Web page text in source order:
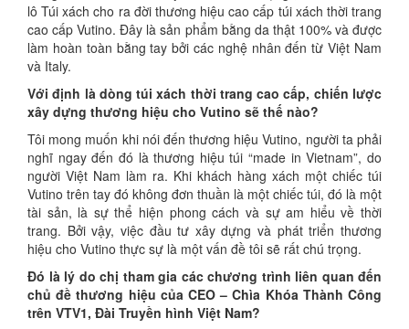
lô Túi xách cho ra đời thương hiệu cao cấp túi xách thời trang
cao cấp Vutino. Đây là sản phẩm bằng da thật 100% và được
làm hoàn toàn bằng tay bởi các nghệ nhân đến từ Việt Nam
và Italy.
Với định là dòng túi xách thời trang cao cấp, chiến lược
xây dựng thương hiệu cho Vutino sẽ thế nào?
Tôi mong muốn khi nói đến thương hiệu Vutino, người ta phải
nghĩ ngay đến đó là thương hiệu túi “made in Vietnam”, do
người Việt Nam làm ra. Khi khách hàng xách một chiếc túi
Vutino trên tay đó không đơn thuần là một chiếc túi, đó là một
tài sản, là sự thể hiện phong cách và sự am hiểu về thời
trang. Bởi vậy, việc đầu tư xây dựng và phát triển thương
hiệu cho Vutino thực sự là một vấn đề tôi sẽ rất chú trọng.
Đó là lý do chị tham gia các chương trình liên quan đến
chủ đề thương hiệu của CEO – Chìa Khóa Thành Công
trên VTV1, Đài Truyền hình Việt Nam?